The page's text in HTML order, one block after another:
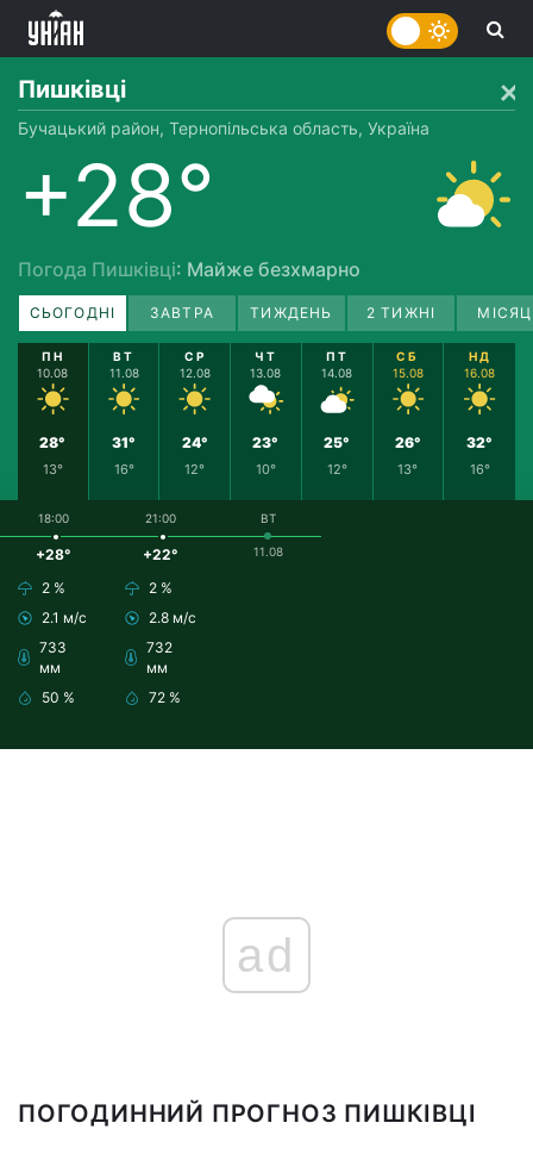
Пишківці
Бучацький район, Тернопільська область, Україна
+28°
Погода Пишківці: Майже безхмарно
СЬОГОДНІ ЗАВТРА ТИЖДЕНЬ 2 ТИЖНІ
ПН
10.08
28°
13°
ВТ
11.08
31°
16°
СР
12.08
24°
12°
ЧТ
13.08
23°
10°
ПТ
14.08
25°
12°
СБ
15.08
26°
13°
НД
16.08
32°
16°
18:00
+28°
2 %
2.1 м/с
733
мм
50 %
21:00
+22°
2 %
2.8 м/с
732
мм
72 %
ВТ
11.08
ad
ПОГОДИННИЙ ПРОГНОЗ ПИШКІВЦІ